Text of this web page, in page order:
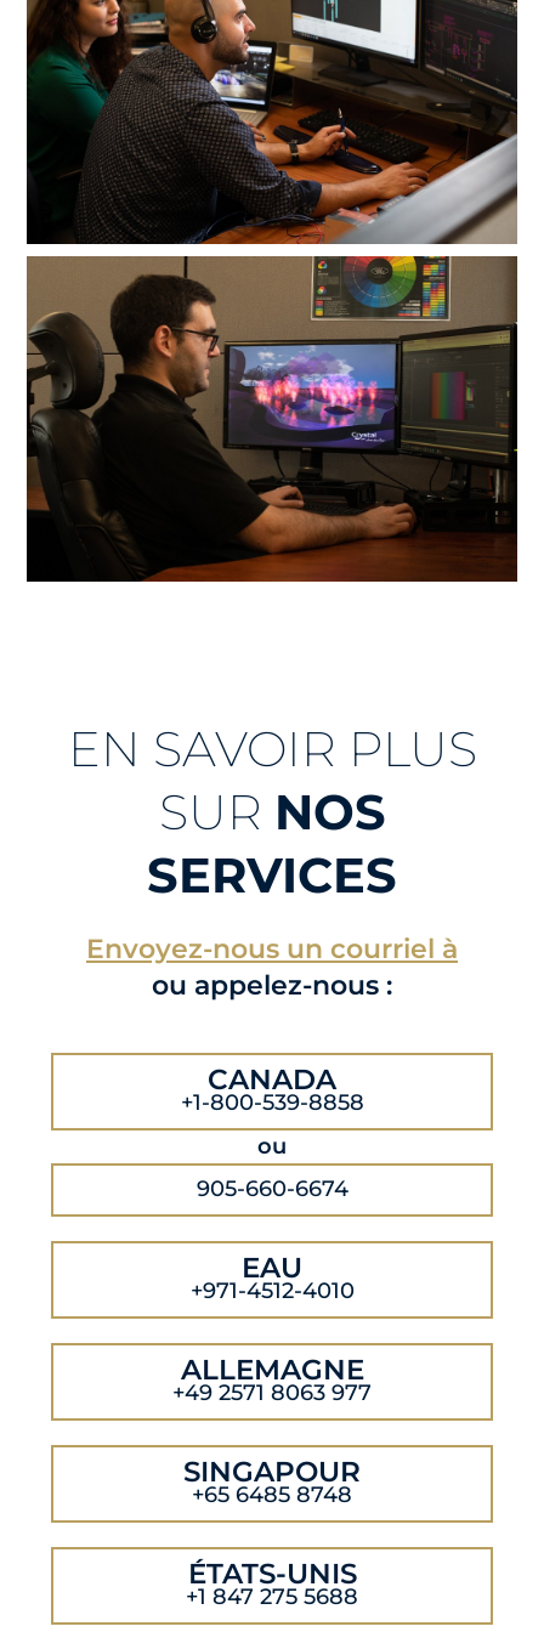
EN SAVOIR PLUS
SUR NOS
SERVICES
Envoyez-nous un courriel à
ou appelez-nous :
CANADA
+1-800-539-8858
ou
905-660-6674
EAU
+971-4512-4010
ALLEMAGNE
+49 2571 8063 977
SINGAPOUR
+65 6485 8748
ÉTATS-UNIS
+1 847 275 5688